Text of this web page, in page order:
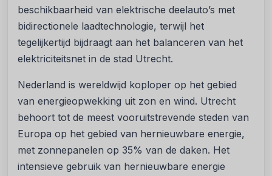
beschikbaarheid van elektrische deelauto’s met
bidirectionele laadtechnologie, terwijl het
tegelijkertijd bijdraagt aan het balanceren van het
elektriciteitsnet in de stad Utrecht.
Nederland is wereldwijd koploper op het gebied
van energieopwekking uit zon en wind. Utrecht
behoort tot de meest vooruitstrevende steden van
Europa op het gebied van hernieuwbare energie,
met zonnepanelen op 35% van de daken. Het
intensieve gebruik van hernieuwbare energie